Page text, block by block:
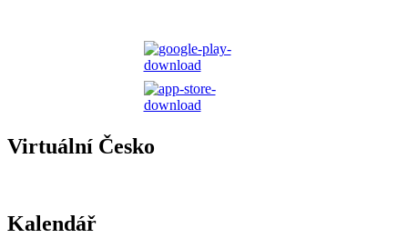
Virtuální Česko
Kalendář